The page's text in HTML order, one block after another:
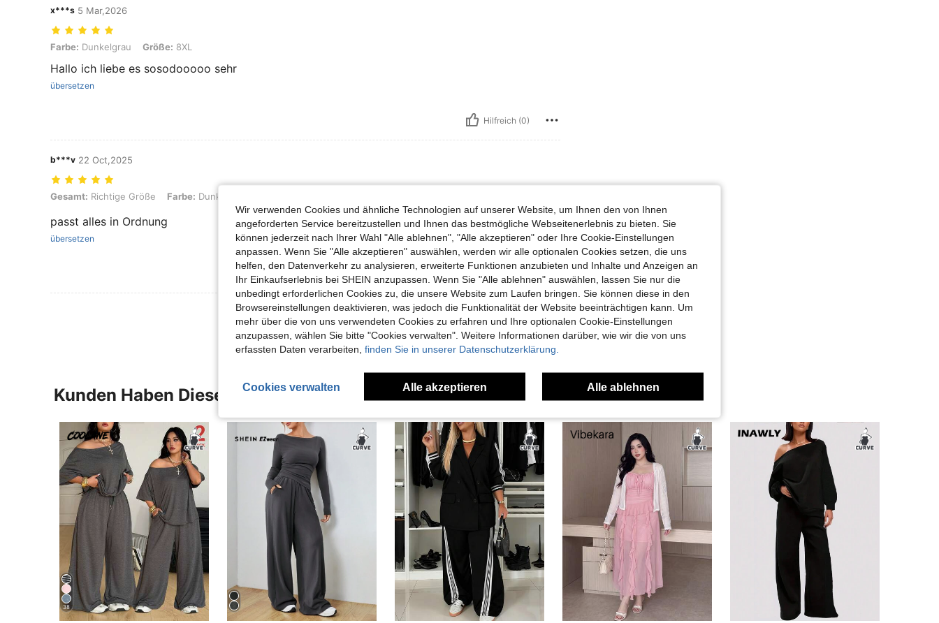
x***s 5 Mar,2026
Farbe: Dunkelgrau, Größe: 8XL
Farbe: Dunkelgrau Größe: 8XL
Hallo ich liebe es sosodooooo sehr
übersetzen
Hilfreich (0)
b***v 22 Oct,2025
Gesamt: Richtige Größe, Farbe: Dunkelgrau, Größe: 6XL
Gesamt: Richtige Größe Farbe: Dunkelgrau
passt alles in Ordnung
übersetzen
Mehr Bewertungen Ansehen
Kunden Haben Diese Artikel Auch Angeschaut
38
Wir verwenden Cookies und ähnliche Technologien auf unserer Website, um Ihnen den von Ihnen
angeforderten Service bereitzustellen und Ihnen das bestmögliche Webseitenerlebnis zu bieten. Sie
können jederzeit nach Ihrer Wahl "Alle ablehnen", "Alle akzeptieren" oder Ihre Cookie-Einstellungen
anpassen. Wenn Sie "Alle akzeptieren" auswählen, werden wir alle optionalen Cookies setzen, die uns
helfen, den Datenverkehr zu analysieren, erweiterte Funktionen anzubieten und Inhalte und Anzeigen an
Ihr Einkaufserlebnis bei SHEIN anzupassen. Wenn Sie "Alle ablehnen" auswählen, lassen Sie nur die
unbedingt erforderlichen Cookies zu, die unsere Website zum Laufen bringen. Sie können diese in den
Browsereinstellungen deaktivieren, was jedoch die Funktionalität der Website beeinträchtigen kann. Um
mehr über die von uns verwendeten Cookies zu erfahren und Ihre optionalen Cookie-Einstellungen
anzupassen, wählen Sie bitte "Cookies verwalten". Weitere Informationen darüber, wie wir die von uns
erfassten Daten verarbeiten, finden Sie in unserer Datenschutzerklärung.
Cookies verwalten Alle akzeptieren Alle ablehnen